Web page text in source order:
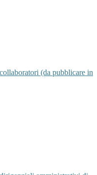
(da pubblicare in